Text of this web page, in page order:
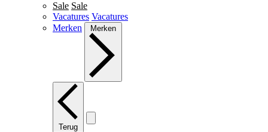
Sale Sale
Vacatures Vacatures
Merken
Merken
Terug